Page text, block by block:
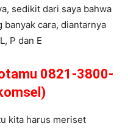
sedikit dari saya bahwa
cara, diantarnya
P dan E
0821-3800-
kita harus meriset